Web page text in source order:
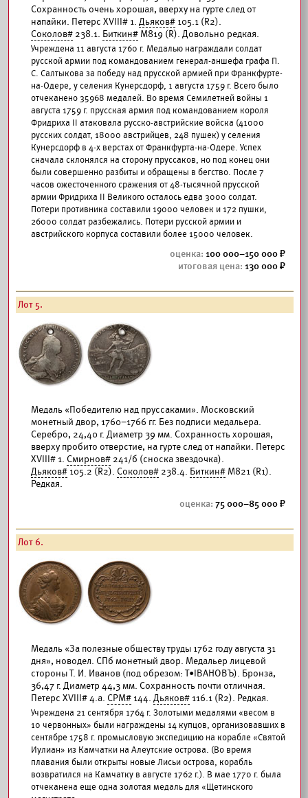
Сохранность очень хорошая, вверху на гурте след от
напайки. Петерс XVIII# 1. Дьяков# 105.1 (R2).
Соколов# 238.1. Биткин# М819 (R). Довольно редкая.
Учреждена 11 августа 1760 г. Медалью награждали солдат
русской армии под командованием генерал-аншефа графа П.
С. Салтыкова за победу над прусской армией при Франкфурте-
на-Одере, у селения Кунерсдорф, 1 августа 1759 г. Всего было
отчеканено 35968 медалей. Во время Семилетней войны 1
августа 1759 г. прусская армия под командованием короля
Фридриха II атаковала русско-австрийские войска (41000
русских солдат, 18000 австрийцев, 248 пушек) у селения
Кунерсдорф в 4-х верстах от Франкфурта-на-Одере. Успех
сначала склонялся на сторону пруссаков, но под конец они
были совершенно разбиты и обращены в бегство. После 7
часов ожесточенного сражения от 48-тысячной прусской
армии Фридриха II Великого осталось едва 3000 солдат.
Потери противника составили 19000 человек и 172 пушки,
26000 солдат разбежались. Потери русской армии и
австрийского корпуса составили более 15000 человек.
100 000–150 000
130 000
Лот 5.
Медаль «Победителю над пруссаками». Московский
монетный двор, 1760–1766 гг. Без подписи медальера.
Серебро, 24,40 г. Диаметр 39 мм. Сохранность хорошая,
вверху пробито отверстие, на гурте след от напайки. Петерс
XVIII# 1. Смирнов# 241/б (сноска звездочка).
Дьяков# 105.2 (R2). Соколов# 238.4. Биткин# М821 (R1).
Редкая.
75 000–85 000
Лот 6.
Медаль «За полезные обществу труды 1762 году августа 31
дня», новодел. СПб монетный двор. Медальер лицевой
стороны Т. И. Иванов (под обрезом: Т•IВАНОВЪ). Бронза,
36,47 г. Диаметр 44,3 мм. Сохранность почти отличная.
Петерс XVIII# 4.а. СРМ# 144. Дьяков# 116.1 (R2). Редкая.
Учреждена 21 сентября 1764 г. Золотыми медалями «весом в
10 червонных» были награждены 14 купцов, организовавших в
сентябре 1758 г. промысловую экспедицию на корабле «Святой
Иулиан» из Камчатки на Алеутские острова. (Во время
плавания были открыты новые Лисьи острова, корабль
возвратился на Камчатку в августе 1762 г.). В мае 1770 г. была
отчеканена еще одна золотая медаль для «Щетинского